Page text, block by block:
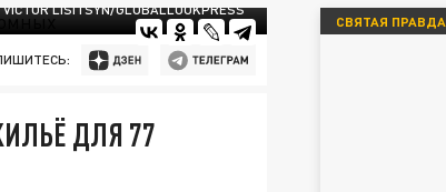
LISITSYN/GLOBALLOOKPRESS
ДЛЯ 77
СВЯТАЯ ПРАВДА